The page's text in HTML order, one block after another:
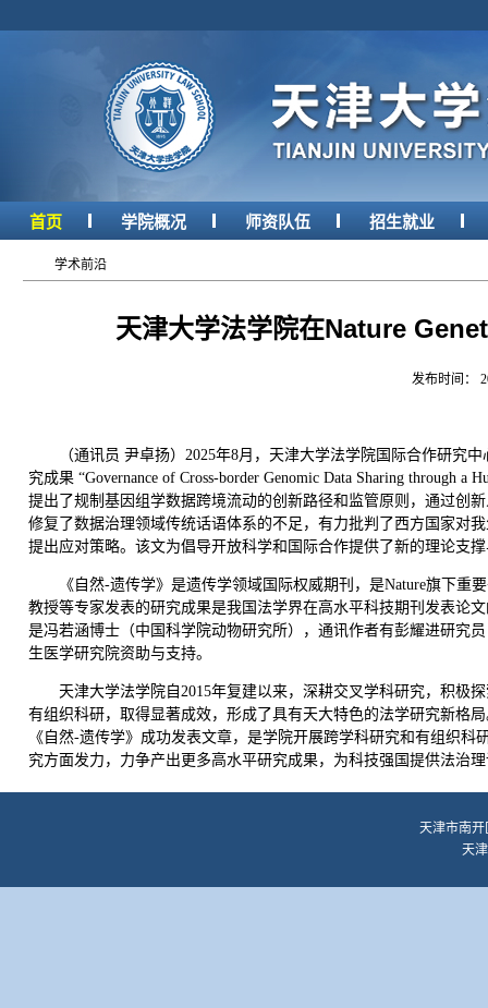
首页 学院概况 师资队伍 招生就业
学术前沿
天津大学法学院在Nature
发布时间：
（通讯员 尹卓扬）2025年8月，天津大学法学院国际合作研究
究成果 “Governance of Cross-border Genomic Data Sharing through
提出了规制基因组学数据跨境流动的创新路径和监管原则，通过创
修复了数据治理领域传统话语体系的不足，有力批判了西方国家对
提出应对策略。该文为倡导开放科学和国际合作提供了新的理论支
《自然-遗传学》是遗传学领域国际权威期刊，是Nature旗下
教授等专家发表的研究成果是我国法学界在高水平科技期刊发表论
是冯若涵博士（中国科学院动物研究所），通讯作者有彭耀进研究
生医学研究院资助与支持。
天津大学法学院自2015年复建以来，深耕交叉学科研究，积极
有组织科研，取得显著成效，形成了具有天大特色的法学研究新格
《自然-遗传学》成功发表文章，是学院开展跨学科研究和有组织
究方面发力，力争产出更多高水平研究成果，为科技强国提供法治
天津市南开
天